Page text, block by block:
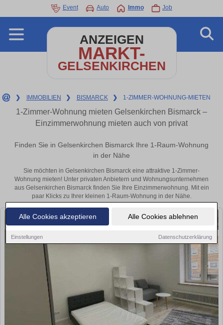
Alle Cookies akzeptieren Alle Cookies ablehnen
Einstellungen Datenschutzerklärung
Event Auto Immo Job
ANZEIGEN
MARKT-
GELSENKIRCHEN
❯ IMMOBILIEN ❯ BISMARCK ❯ 1-ZIMMER-WOHNUNG-MIETEN
1-Zimmer-Wohnung mieten Gelsenkirchen Bismarck –
Einzimmerwohnung mieten auch von privat
Finden Sie in Gelsenkirchen Bismarck Ihre 1-Raum-Wohnung
in der Nähe
Sie möchten in Gelsenkirchen Bismarck eine attraktive 1-Zimmer-
Wohnung mieten! Unter privaten Anbietern und Wohnungsunternehmen
aus Gelsenkirchen Bismarck finden Sie Ihre Einzimmerwohnung. Mit ein
paar Klicks zu Ihrer kleinen 1-Raum-Wohnung in der Nähe.